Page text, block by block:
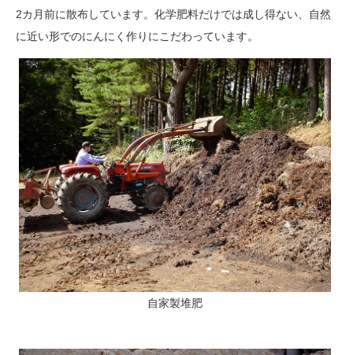
2カ月前に散布しています。化学肥料だけでは成し得ない、自然
に近い形でのにんにく作りにこだわっています。
自家製堆肥